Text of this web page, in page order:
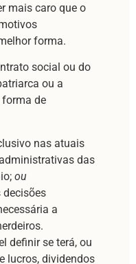
mais caro que o
forma.
social ou do
ou a
de
nas atuais
das
ou
decisões
a
definir se terá, ou
lucros, dividendos